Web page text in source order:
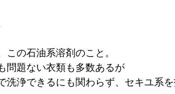
の石油系溶剤のこと。
問題ない衣類も多数あるが
洗浄できるにも関わらず、セキユ系